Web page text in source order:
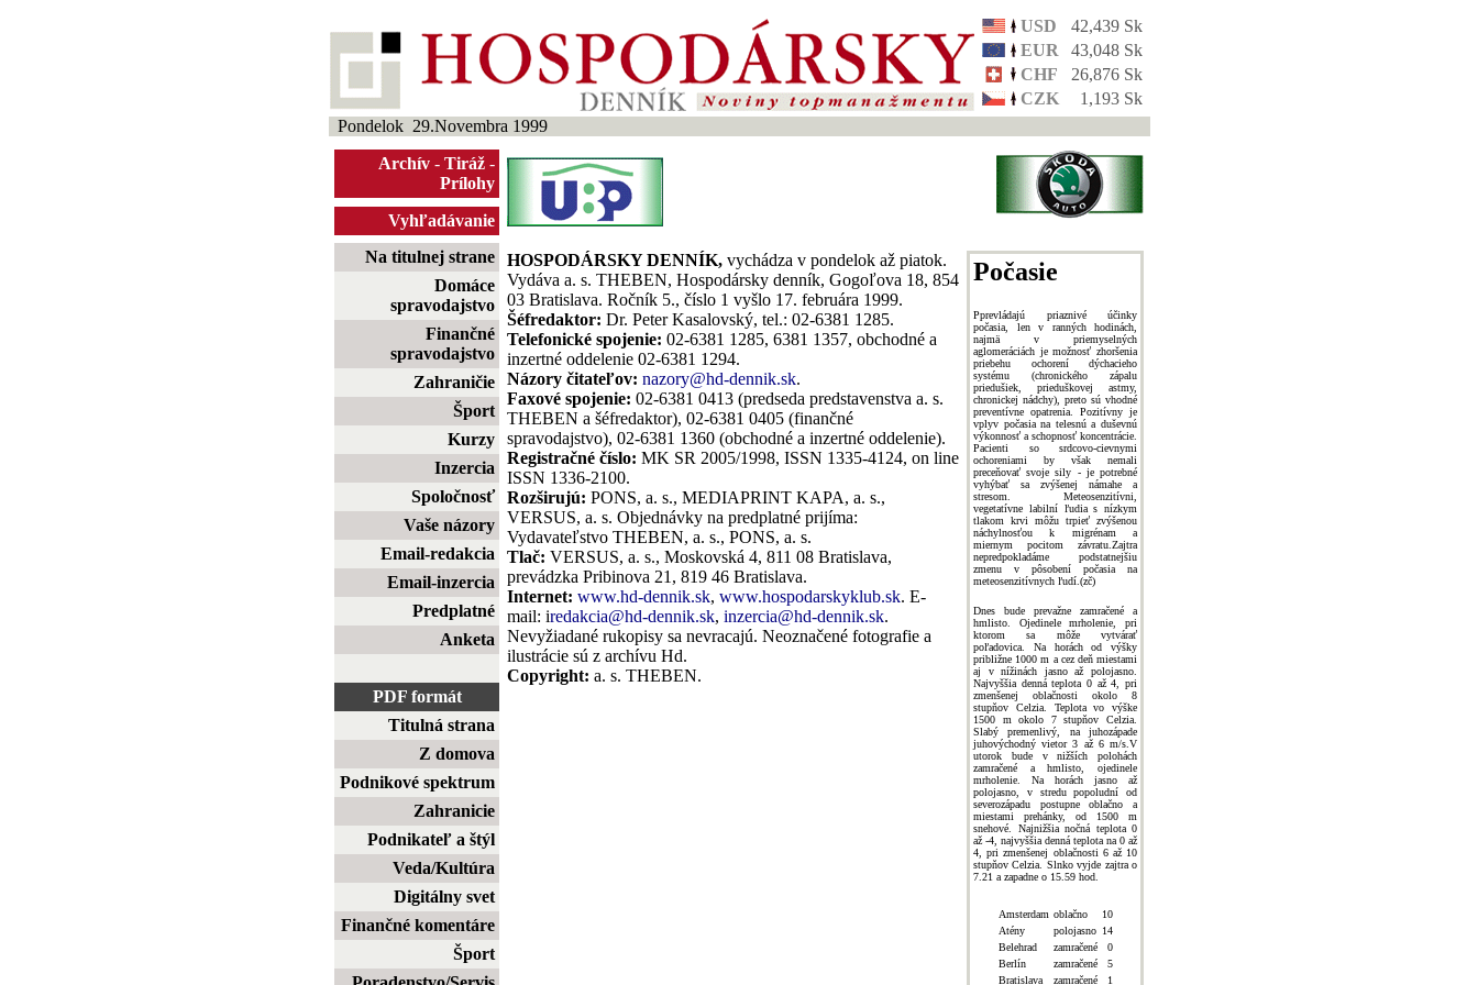
USD
42,439 Sk
EUR
43,048 Sk
CHF
26,876 Sk
CZK
1,193 Sk
Pondelok 29.Novembra 1999
Archív - Tiráž -
Prílohy
Vyhľadávanie
Na titulnej strane
Domáce
spravodajstvo
Finančné
spravodajstvo
Zahraničie
Šport
Kurzy
Inzercia
Spoločnosť
Vaše názory
Email-redakcia
Email-inzercia
Predplatné
Anketa
PDF formát
Titulná strana
Z domova
Podnikové spektrum
Zahranicie
Podnikateľ a štýl
Veda/Kultúra
Digitálny svet
Finančné komentáre
Šport
HOSPODÁRSKY DENNÍK, vychádza v pondelok až piatok.
Vydáva a. s. THEBEN, Hospodársky denník, Gogoľova 18, 854
03 Bratislava. Ročník 5., číslo 1 vyšlo 17. februára 1999.
Šéfredaktor: Dr. Peter Kasalovský, tel.: 02-6381 1285.
Telefonické spojenie: 02-6381 1285, 6381 1357, obchodné a
inzertné oddelenie 02-6381 1294.
Názory čitateľov: nazory@hd-dennik.sk.
Faxové spojenie: 02-6381 0413 (predseda predstavenstva a. s.
THEBEN a šéfredaktor), 02-6381 0405 (finančné
spravodajstvo), 02-6381 1360 (obchodné a inzertné oddelenie).
Registračné číslo: MK SR 2005/1998, ISSN 1335-4124, on line
ISSN 1336-2100.
Rozširujú: PONS, a. s., MEDIAPRINT KAPA, a. s.,
VERSUS, a. s. Objednávky na predplatné prijíma:
Vydavateľstvo THEBEN, a. s., PONS, a. s.
Tlač: VERSUS, a. s., Moskovská 4, 811 08 Bratislava,
prevádzka Pribinova 21, 819 46 Bratislava.
Internet: www.hd-dennik.sk, www.hospodarskyklub.sk. E-
mail: iredakcia@hd-dennik.sk, inzercia@hd-dennik.sk.
Nevyžiadané rukopisy sa nevracajú. Neoznačené fotografie a
ilustrácie sú z archívu Hd.
Copyright: a. s. THEBEN.
Počasie
Pprevládajú priaznivé účinky
počasia, len v ranných hodinách,
najmä v priemyselných
aglomeráciách je možnosť zhoršenia
priebehu ochorení dýchacieho
systému (chronického zápalu
priedušiek, prieduškovej astmy,
chronickej nádchy), preto sú vhodné
preventívne opatrenia. Pozitívny je
vplyv počasia na telesnú a duševnú
výkonnosť a schopnosť koncentrácie.
Pacienti so srdcovo-cievnymi
ochoreniami by však nemali
preceňovať svoje sily - je potrebné
vyhýbať sa zvýšenej námahe a
stresom. Meteosenzitívni,
vegetatívne labilní ľudia s nízkym
tlakom krvi môžu trpieť zvýšenou
náchylnosťou k migrénam a
miernym pocitom závratu.Zajtra
nepredpokladáme podstatnejšiu
zmenu v pôsobení počasia na
meteosenzitívnych ľudí.(zč)
Dnes bude prevažne zamračené a
hmlisto. Ojedinele mrholenie, pri
ktorom sa môže vytvárať
poľadovica. Na horách od výšky
približne 1000 m a cez deň miestami
aj v nížinách jasno až polojasno.
Najvyššia denná teplota 0 až 4, pri
zmenšenej oblačnosti okolo 8
stupňov Celzia. Teplota vo výške
1500 m okolo 7 stupňov Celzia.
Slabý premenlivý, na juhozápade
juhovýchodný vietor 3 až 6 m/s.V
utorok bude v nižších polohách
zamračené a hmlisto, ojedinele
mrholenie. Na horách jasno až
polojasno, v stredu popoludní od
severozápadu postupne oblačno a
miestami prehánky, od 1500 m
snehové. Najnižšia nočná teplota 0
až -4, najvyššia denná teplota na 0 až
4, pri zmenšenej oblačnosti 6 až 10
stupňov Celzia. Slnko vyjde zajtra o
7.21 a zapadne o 15.59 hod.
Amsterdam oblačno
10
Atény
polojasno 14
Belehrad
zamračené
0
Berlín
zamračené
5
Bratislava
zamračené
1